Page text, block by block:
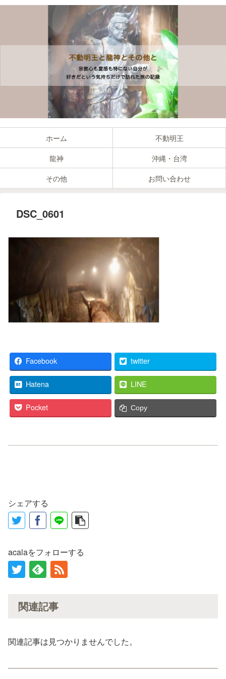
ホーム
不動明王
龍神
沖縄・台湾
その他
お問い合わせ
DSC_0601
Facebook twitter
Hatena LINE
Pocket Copy
シェアする
acalaをフォローする
関連記事
関連記事は見つかりませんでした。